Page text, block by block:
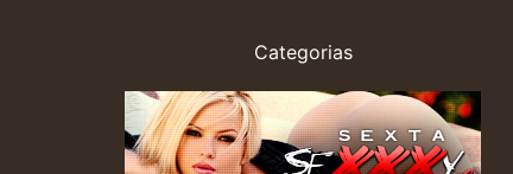
Categorias